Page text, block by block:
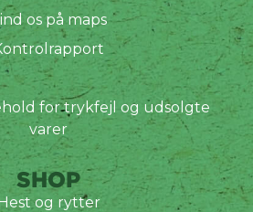
os på maps
for trykfejl og udsolgte
varer
SHOP
og rytter